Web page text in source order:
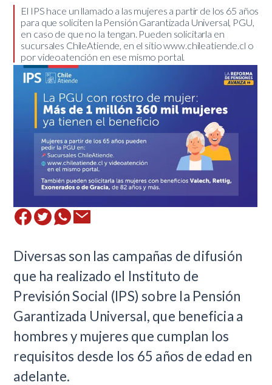
El IPS hace un llamado a las mujeres a partir de los 65 años
para que soliciten la Pensión Garantizada Universal, PGU,
en caso de que no la tengan. Pueden solicitarla en
sucursales ChileAtiende, en el sitio www.chileatiende.cl o
por videoatención en ese mismo portal.
​Diversas son las campañas de difusión
que ha realizado el Instituto de
Previsión Social (IPS) sobre la Pensión
Garantizada Universal, que beneficia a
hombres y mujeres que cumplan los
requisitos desde los 65 años de edad en
adelante.